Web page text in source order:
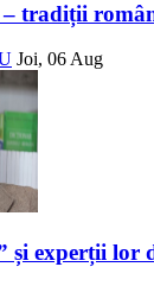
– tradiții
Joi, 06 Aug
și experții lor